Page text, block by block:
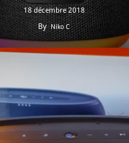
18 décembre 2018
By Niko C